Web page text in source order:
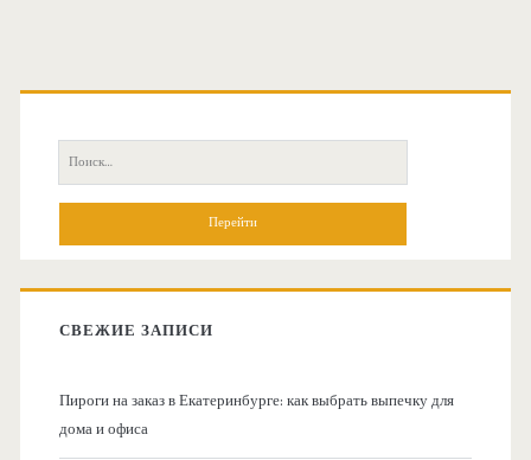
О
П
о
с
:
СВЕЖИЕ ЗАПИСИ
Пироги на заказ в Екатеринбурге: как выбрать выпечку для
дома и офиса